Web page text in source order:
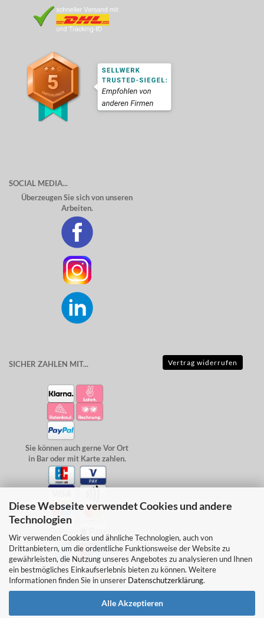
Diese Webseite verwendet Cookies und andere
Technologien
Wir verwenden Cookies und ähnliche Technologien, auch von
Drittanbietern, um die ordentliche Funktionsweise der Website zu
gewährleisten, die Nutzung unseres Angebotes zu analysieren und Ihnen
ein bestmögliches Einkaufserlebnis bieten zu können. Weitere
Informationen finden Sie in unserer Datenschutzerklärung.
Alle Akzeptieren
SOCIAL MEDIA...
Überzeugen Sie sich von unseren
Arbeiten.
SICHER ZAHLEN MIT...
Sie können auch gerne Vor Ort
in Bar oder mit Karte zahlen.
Vertrag widerrufen